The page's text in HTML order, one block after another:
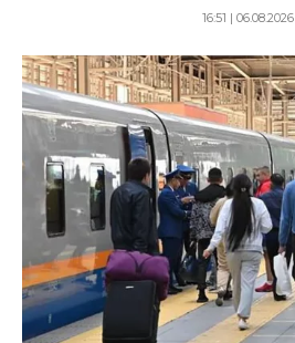
16:51 | 06.08.2026